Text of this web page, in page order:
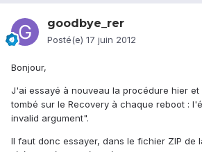
goodbye_rer
Posté(e) 17 juin 2012
Bonjour,
J'ai essayé à nouveau la procédure hier
tombé sur le Recovery à chaque reboot :
invalid argument".
Il faut donc essayer, dans le fichier ZIP de